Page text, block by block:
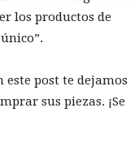
los productos de
este post te dejamos
sus piezas. ¡Se